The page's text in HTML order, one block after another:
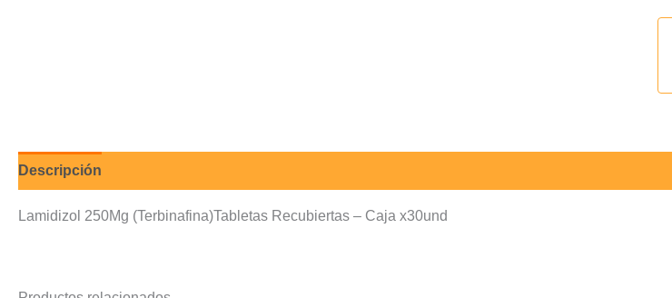
Descripción
Lamidizol 250Mg (Terbinafina)Tabletas Recubiertas – Caja x30und